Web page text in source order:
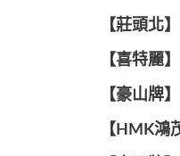
【莊頭北】
【喜特麗】
【豪山牌】
【HMK鴻